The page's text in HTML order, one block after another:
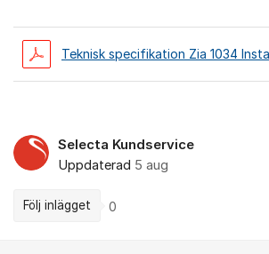
Teknisk specifikation Zia 1034
Selecta Kundservice
Uppdaterad 5 aug
Följ inlägget 0